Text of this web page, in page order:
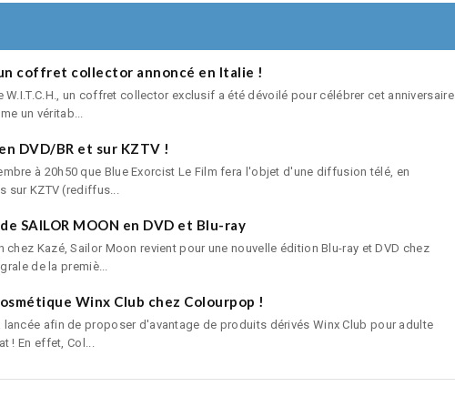
un coffret collector annoncé en Italie !
W.I.T.C.H., un coffret collector exclusif a été dévoilé pour célébrer cet anniversaire
un véritab...
DVD/BR et sur KZTV !
à 20h50 que Blue Exorcist Le Film fera l'objet d'une diffusion télé, en
KZTV (rediffus...
SAILOR MOON en DVD et Blu-ray
chez Kazé, Sailor Moon revient pour une nouvelle édition Blu-ray et DVD chez
de la premiè...
Winx Club chez Colourpop !
afin de proposer d'avantage de produits dérivés Winx Club pour adulte
! En effet, Col...